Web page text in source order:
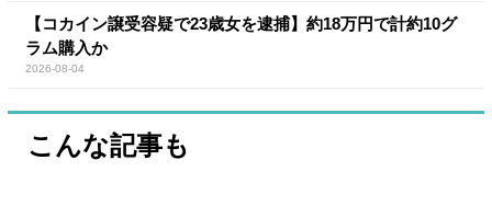
【コカイン譲受容疑で23歳女を逮捕】約18万円で計約10グ
ラム購入か
2026-08-04
こんな記事も